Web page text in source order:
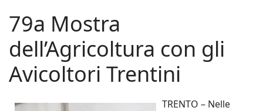
79a Mostra
dell’Agricoltura con gli
Avicoltori Trentini
TRENTO – Nelle